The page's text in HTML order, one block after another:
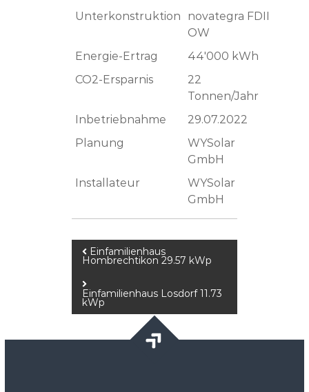
Unterkonstruktion
novategra FDII
OW
Energie-Ertrag
44'000 kWh
CO2-Ersparnis
22
Tonnen/Jahr
Inbetriebnahme
29.07.2022
Planung
WYSolar
GmbH
Installateur
WYSolar
GmbH
Beitragsnavigation
Einfamilienhaus
Hombrechtikon 29.57 kWp
Einfamilienhaus Losdorf 11.73
kWp